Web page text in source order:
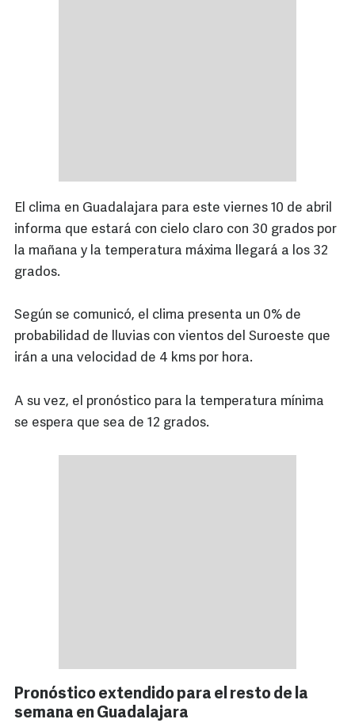
El clima en Guadalajara para este viernes 10 de abril
informa que estará con cielo claro con 30 grados por
la mañana y la temperatura máxima llegará a los 32
grados.
Según se comunicó, el clima presenta un 0% de
probabilidad de lluvias con vientos del Suroeste que
irán a una velocidad de 4 kms por hora.
A su vez, el pronóstico para la temperatura mínima
se espera que sea de 12 grados.
Pronóstico extendido para el resto de la
semana en Guadalajara